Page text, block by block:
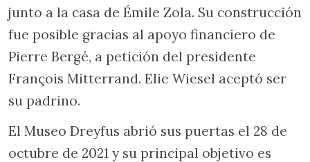
junto a la casa de Émile Zola. Su construcción
fue posible gracias al apoyo financiero de
Pierre Bergé, a petición del presidente
François Mitterrand. Elie Wiesel aceptó ser
su padrino.
El Museo Dreyfus abrió sus puertas el 28 de
octubre de 2021 y su principal objetivo es